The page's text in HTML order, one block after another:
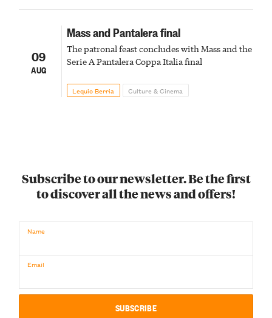
09
AUG
Mass and Pantalera final
The patronal feast concludes with Mass and the
Serie A Pantalera Coppa Italia final
Lequio Berria Culture & Cinema
Subscribe to our newsletter. Be the first
to discover all the news and offers!
Name
Email